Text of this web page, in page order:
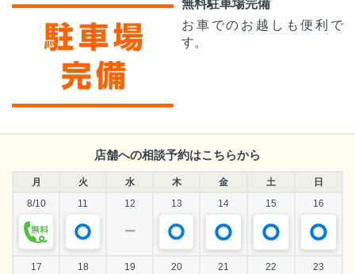
無料駐車場完備
お車でのお越しも便利で
す。
店舗への相談予約はこちらから
月 火 水 木 金 土
日
8/10
11 12 13 14 15 16
ー
17 18 19 20 21 22 23